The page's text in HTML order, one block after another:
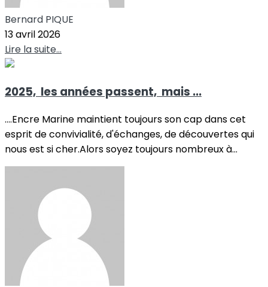
Bernard PIQUE
13 avril 2026
Lire la suite...
2025, les années passent, mais ...
....Encre Marine maintient toujours son cap dans cet
esprit de convivialité, d'échanges, de découvertes qui
nous est si cher.Alors soyez toujours nombreux à...